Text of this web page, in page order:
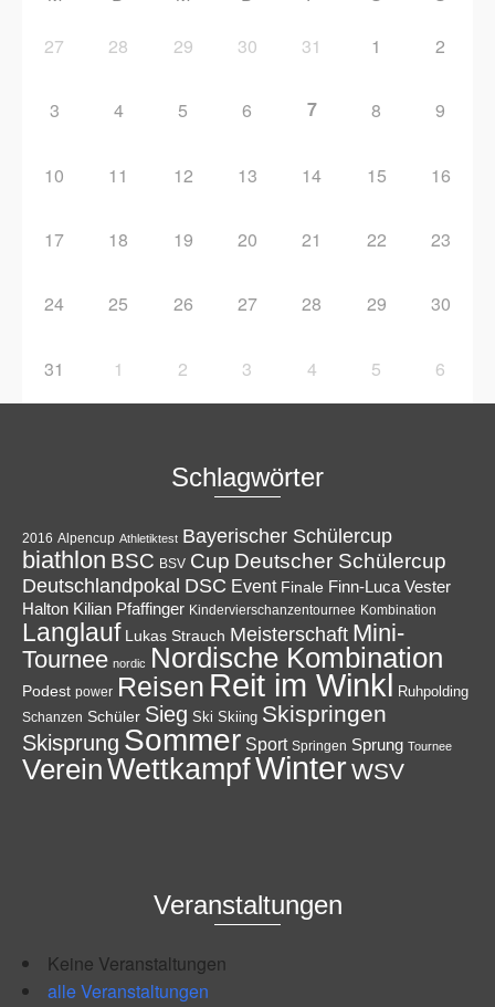
27 28 29 30 31 1 2
3 4 5 6 7 8 9
10 11 12 13 14 15 16
17 18 19 20 21 22 23
24 25 26 27 28 29 30
31 1 2 3 4 5 6
Schlagwörter
2016 Alpencup Athletiktest Bayerischer Schülercup
biathlon BSC BSV Cup Deutscher Schülercup
Deutschlandpokal DSC Event Finale Finn-Luca Vester
Halton Kilian Pfaffinger Kindervierschanzentournee Kombination
Langlauf Lukas Strauch Meisterschaft Mini-
Tournee nordic Nordische Kombination
Podest power Reisen Reit im Winkl Ruhpolding
Schanzen Schüler Sieg Ski Skiing Skispringen
Skisprung Sommer Sport Springen Sprung Tournee
VereinWettkampfWinterWSV
Veranstaltungen
Keine Veranstaltungen
alle Veranstaltungen